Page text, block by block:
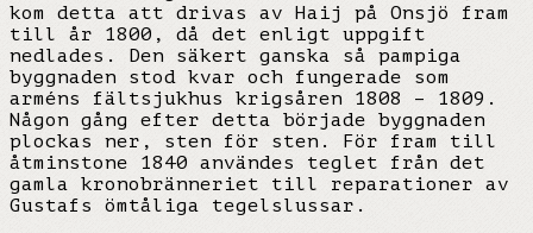
kom detta att drivas av Haij på Onsjö fram
till år 1800, då det enligt uppgift
nedlades. Den säkert ganska så pampiga
byggnaden stod kvar och fungerade som
arméns fältsjukhus krigsåren 1808 – 1809.
Någon gång efter detta började byggnaden
plockas ner, sten för sten. För fram till
åtminstone 1840 användes teglet från det
gamla kronobränneriet till reparationer av
Gustafs ömtåliga tegelslussar.